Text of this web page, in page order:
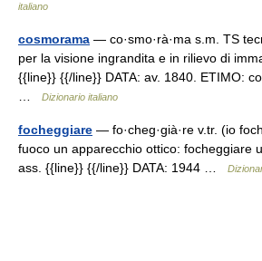
italiano
cosmorama — co·smo·rà·ma s.m. TS
per la visione ingrandita e in rilievo di
{{line}} {{/line}} DATA: av. 1840. ETIMO:
Dizionario italiano
focheggiare — fo·cheg·già·re v.tr. (io
fuoco un apparecchio ottico: focheggiare
ass. {{line}} {{/line}} DATA: 1944 …